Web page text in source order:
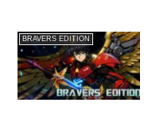
BRAVERS EDITION